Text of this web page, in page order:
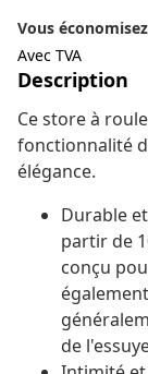
Vous
Avec TVA
Description
Ce store à
fonctionnalité
élégance.
Durable
partir de
conçu
de